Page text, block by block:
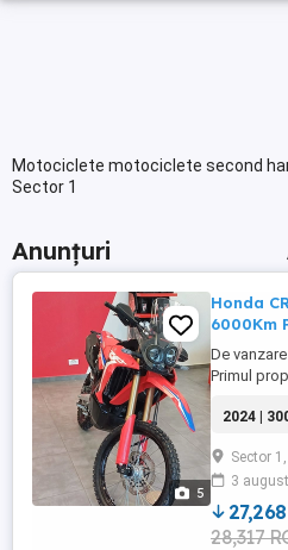
Motociclete motociclete second
Sector 1
Anunțuri
5
Honda
6000Km
De
Primul
adesea nu
Revin eu
2024 |
Sector
3 august
28,317